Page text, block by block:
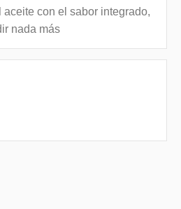
con el sabor integrado,
nada más